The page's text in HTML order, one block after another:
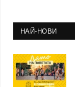
НАЙ-НОВИ